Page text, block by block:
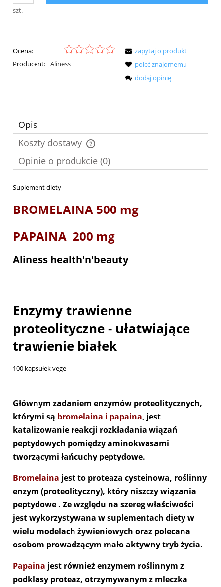
szt.
Ocena:
Producent: Aliness
zapytaj o produkt
poleć znajomemu
dodaj opinię
Opis
Koszty dostawy
Cena nie zawiera ewentualnych kosztów płatności
Opinie o produkcie (0)
Suplement diety
BROMELAINA 500 mg
PAPAINA 200 mg
Aliness health'n'beauty
Enzymy trawienne
proteolityczne - ułatwiające
trawienie białek
100 kapsułek vege
Głównym zadaniem enzymów proteolitycznych,
którymi są bromelaina i papaina, jest
katalizowanie reakcji rozkładania wiązań
peptydowych pomiędzy aminokwasami
tworzącymi łańcuchy peptydowe.
Bromelaina jest to proteaza cysteinowa, roślinny
enzym (proteolityczny), który niszczy wiązania
peptydowe . Ze względu na szereg właściwości
jest wykorzystywana w suplementach diety w
wielu modelach żywieniowych oraz polecana
osobom prowadzącym mało aktywny tryb życia.
Papaina jest również enzymem roślinnym z
podklasy proteaz, otrzymywanym z mleczka